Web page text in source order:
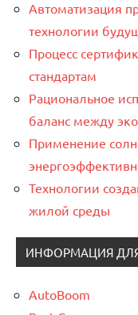
Автоматизация
технологии
Процесс
стандартам
Рациональное
баланс между
Применение
Технологии
жилой среды
ИНФОРМАЦИЯ
AutoBoom